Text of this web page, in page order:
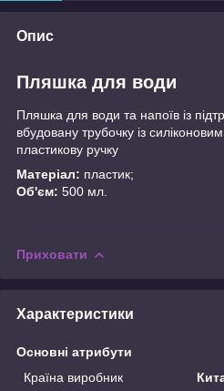
Опис
Пляшка для води
Пляшка для води та напоїв із
вбудовану трубочку із
пластикову ручку
Матеріал: пластик;
Об'єм: 500 мл.
Приховати
Характеристики
Основні атрибути
Країна виробник